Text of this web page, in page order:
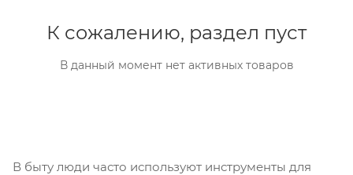
К сожалению, раздел пуст
В данный момент нет активных товаров
В быту люди часто используют инструменты для